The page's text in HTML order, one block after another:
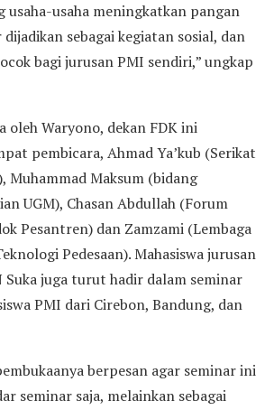
usaha-usaha meningkatkan pangan
sebagai kegiatan sosial, dan
bagi jurusan PMI sendiri,” ungkap
oleh Waryono, dekan FDK ini
pembicara, Ahmad Ya’kub (Serikat
Muhammad Maksum (bidang
UGM), Chasan Abdullah (Forum
Pesantren) dan Zamzami (Lembaga
Pedesaan). Mahasiswa jurusan
juga turut hadir dalam seminar
PMI dari Cirebon, Bandung, dan
berpesan agar seminar ini
seminar saja, melainkan sebagai